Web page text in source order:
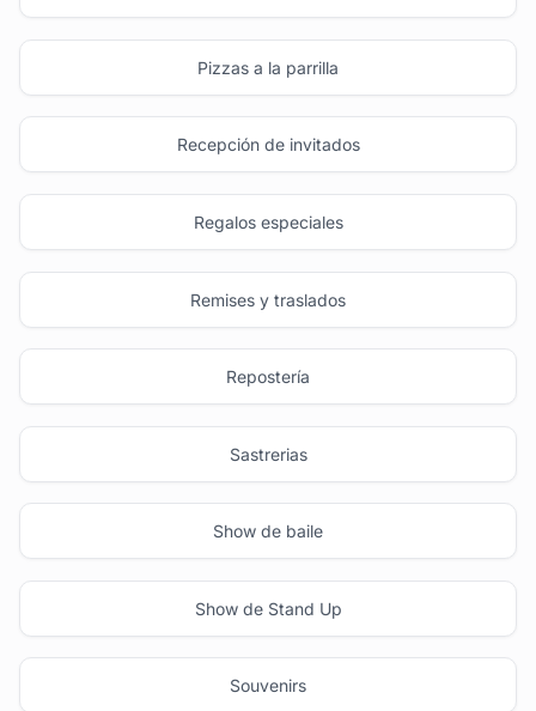
Pizzas a la parrilla
Recepción de invitados
Regalos especiales
Remises y traslados
Repostería
Sastrerias
Show de baile
Show de Stand Up
Souvenirs